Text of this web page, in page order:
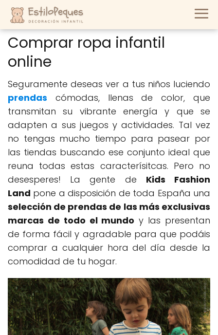
Comprar ropa infantil
online
Seguramente deseas ver a tus niños luciendo
prendas cómodas, llenas de color, que
transmitan su vibrante energía y que se
adapten a sus juegos y actividades. Tal vez
no tengas mucho tiempo para pasear por
las tiendas buscando ese conjunto ideal que
reuna todas estas caracterísitcas. Pero no
desesperes! La gente de Kids Fashion
Land pone a disposición de toda España una
selección de prendas de las más exclusivas
marcas de todo el mundo y las presentan
de forma fácil y agradable para que podáis
comprar a cualquier hora del día desde la
comodidad de tu hogar.